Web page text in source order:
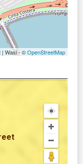
| Wasi - ©OpenStreetMap